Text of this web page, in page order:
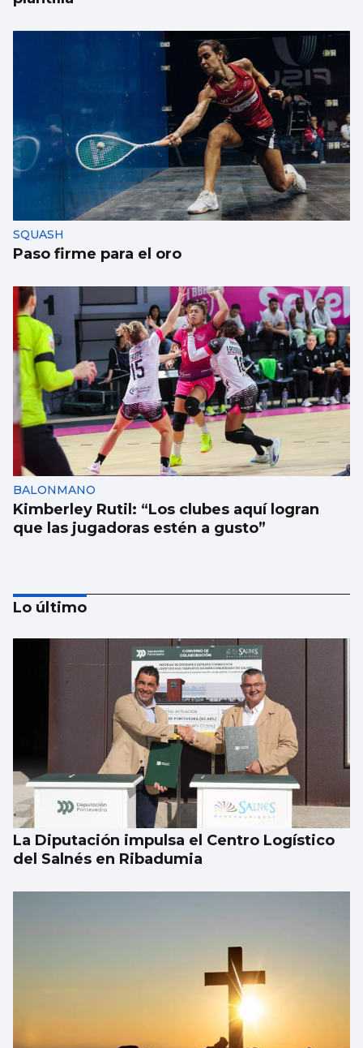
SQUASH
Paso firme para el oro
BALONMANO
Kimberley Rutil: “Los clubes aquí logran
que las jugadoras estén a gusto”
EUROPEO SUB-18
La España de Sandra Martínez arrasa a
Croacia en los octavos
Lo último
La Diputación impulsa el Centro Logístico
del Salnés en Ribadumia